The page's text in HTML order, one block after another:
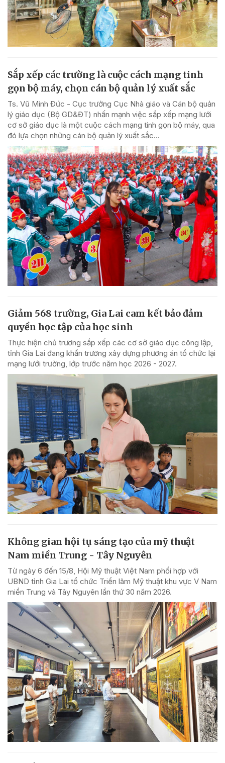
Sắp xếp các trường là cuộc cách mạng tinh
gọn bộ máy, chọn cán bộ quản lý xuất sắc
Ts. Vũ Minh Đức - Cục trưởng Cục Nhà giáo và Cán bộ quản
lý giáo dục (Bộ GD&ĐT) nhấn mạnh việc sắp xếp mạng lưới
cơ sở giáo dục là một cuộc cách mạng tinh gọn bộ máy, qua
đó lựa chọn những cán bộ quản lý xuất sắc...
Giảm 568 trường, Gia Lai cam kết bảo đảm
quyền học tập của học sinh
Thực hiện chủ trương sắp xếp các cơ sở giáo dục công lập,
tỉnh Gia Lai đang khẩn trương xây dựng phương án tổ chức lại
mạng lưới trường, lớp trước năm học 2026 - 2027.
Không gian hội tụ sáng tạo của mỹ thuật
Nam miền Trung - Tây Nguyên
Từ ngày 6 đến 15/8, Hội Mỹ thuật Việt Nam phối hợp với
UBND tỉnh Gia Lai tổ chức Triển lãm Mỹ thuật khu vực V Nam
miền Trung và Tây Nguyên lần thứ 30 năm 2026.